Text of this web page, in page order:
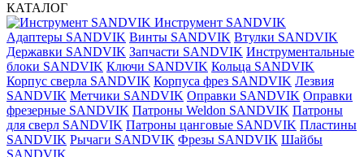
КАТАЛОГ
Инструмент SANDVIK
Адаптеры SANDVIK Винты SANDVIK Втулки SANDVIK
Державки SANDVIK Запчасти SANDVIK Инструментальные
блоки SANDVIK Ключи SANDVIK Кольца SANDVIK
Корпус сверла SANDVIK Корпуса фрез SANDVIK Лезвия
SANDVIK Метчики SANDVIK Оправки SANDVIK Оправки
фрезерные SANDVIK Патроны Weldon SANDVIK Патроны
для сверл SANDVIK Патроны цанговые SANDVIK Пластины
SANDVIK Рычаги SANDVIK Фрезы SANDVIK Шайбы